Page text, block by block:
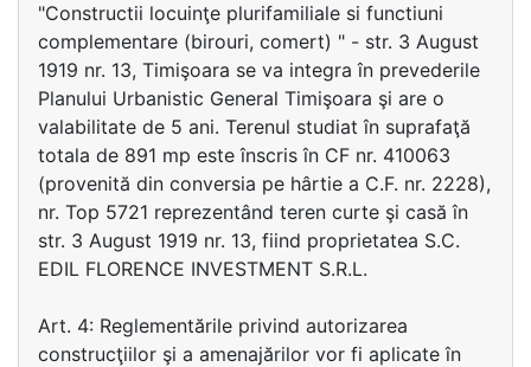
"Constructii locuinţe plurifamiliale si functiuni
complementare (birouri, comert) " - str. 3 August
1919 nr. 13, Timişoara se va integra în prevederile
Planului Urbanistic General Timişoara şi are o
valabilitate de 5 ani. Terenul studiat în suprafaţă
totala de 891 mp este înscris în CF nr. 410063
(provenită din conversia pe hârtie a C.F. nr. 2228),
nr. Top 5721 reprezentând teren curte şi casă în
str. 3 August 1919 nr. 13, fiind proprietatea S.C.
EDIL FLORENCE INVESTMENT S.R.L.
Art. 4: Reglementările privind autorizarea
construcţiilor şi a amenajărilor vor fi aplicate în